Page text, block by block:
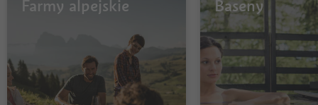
17
18
19
Farmy alpejskie Baseny